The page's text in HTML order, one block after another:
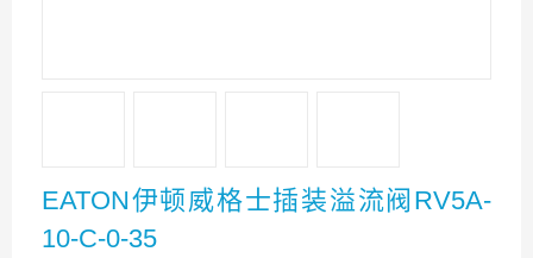
EATON伊顿威格士插装溢流阀RV5A-
10-C-0-35